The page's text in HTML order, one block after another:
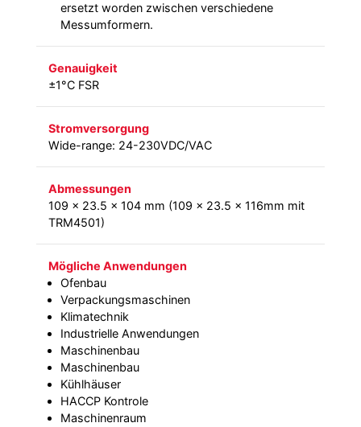
ersetzt worden zwischen verschiedene
Messumformern.
Genauigkeit
±1°C FSR
Stromversorgung
Wide-range: 24-230VDC/VAC
Abmessungen
109 x 23.5 x 104 mm (109 x 23.5 x 116mm mit
TRM4501)
Mögliche Anwendungen
Ofenbau
Verpackungsmaschinen
Klimatechnik
Industrielle Anwendungen
Maschinenbau
Maschinenbau
Kühlhäuser
HACCP Kontrole
Maschinenraum